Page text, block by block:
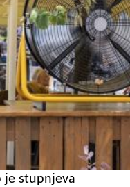
je stupnjeva